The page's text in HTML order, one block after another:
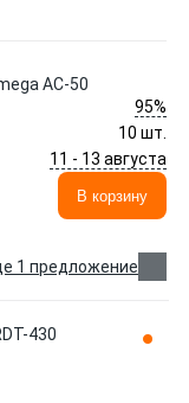
AC-50
95%
10 шт.
11 - 13 августа
В корзину
1 предложение
430